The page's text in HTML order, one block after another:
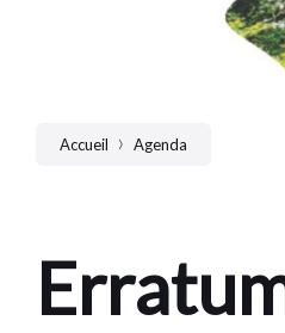
Accueil Agenda